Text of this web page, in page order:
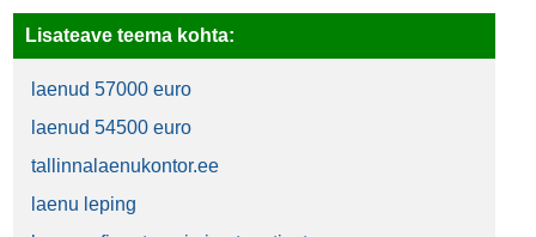
Lisateave teema kohta:
laenud 57000 euro
laenud 54500 euro
tallinnalaenukontor.ee
laenu leping